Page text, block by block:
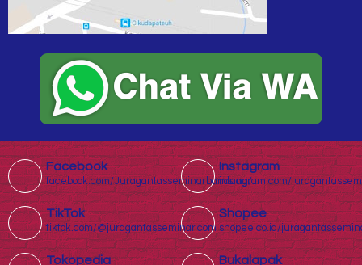
Facebook
facebook.com/Juragantasseminarbandung/
Instagram
instagram.com/
TikTok
tiktok.com/@juragantasseminar.com
Shopee
shopee.co.id/
Tokopedia Bukalapak